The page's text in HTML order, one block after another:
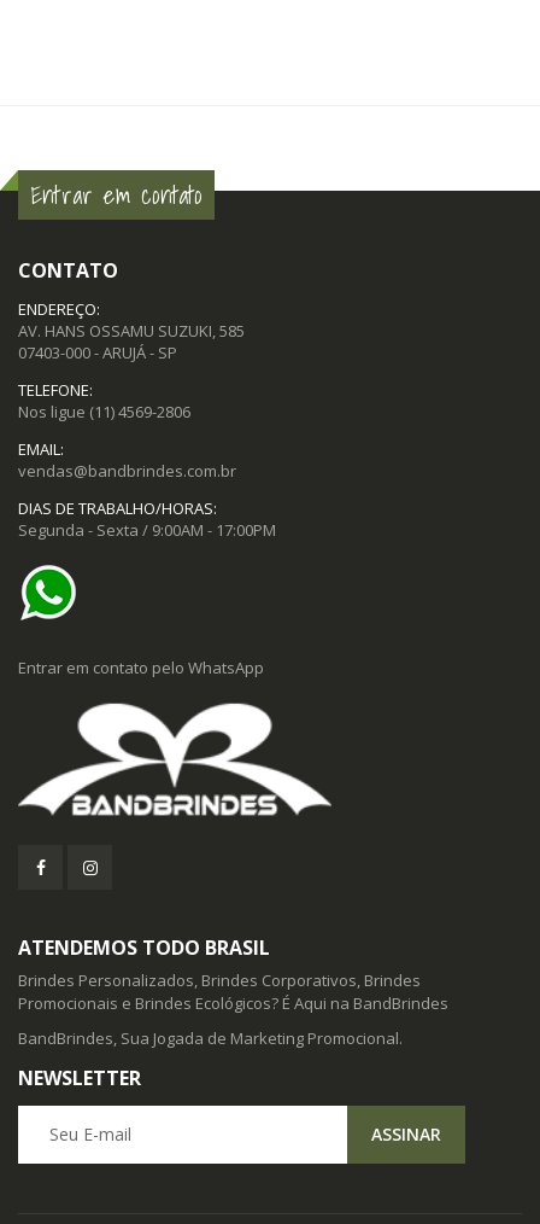
Entrar em contato
CONTATO
ENDEREÇO:
AV. HANS OSSAMU SUZUKI, 585
07403-000 - ARUJÁ - SP
TELEFONE:
Nos ligue (11) 4569-2806
EMAIL:
vendas@bandbrindes.com.br
DIAS DE TRABALHO/HORAS:
Segunda - Sexta / 9:00AM - 17:00PM
Entrar em contato pelo WhatsApp
ATENDEMOS TODO BRASIL
Brindes Personalizados, Brindes Corporativos, Brindes
Promocionais e Brindes Ecológicos? É Aqui na BandBrindes
BandBrindes, Sua Jogada de Marketing Promocional.
NEWSLETTER
ASSINAR